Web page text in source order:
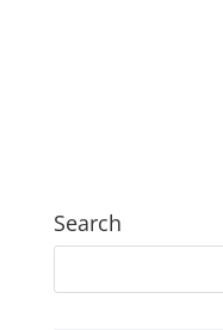
Search